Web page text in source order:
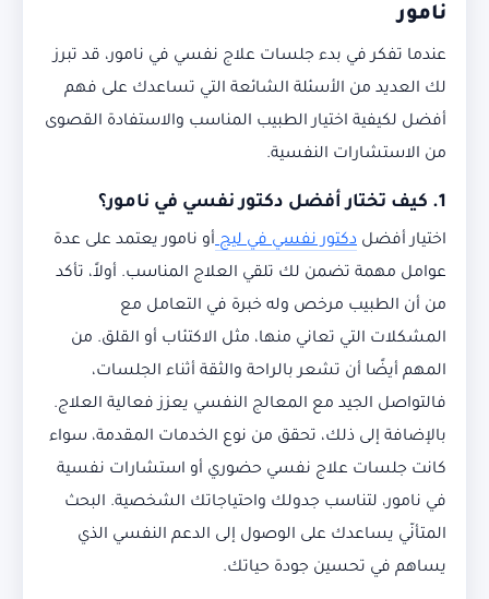
نامور
عندما تفكر في بدء جلسات علاج نفسي في نامور، قد تبرز
لك العديد من الأسئلة الشائعة التي تساعدك على فهم
أفضل لكيفية اختيار الطبيب المناسب والاستفادة القصوى
من الاستشارات النفسية.
1. كيف تختار أفضل دكتور نفسي في نامور؟
اختيار أفضل دكتور نفسي في ليجأو نامور يعتمد على عدة
عوامل مهمة تضمن لك تلقي العلاج المناسب. أولاً، تأكد
من أن الطبيب مرخص وله خبرة في التعامل مع
المشكلات التي تعاني منها، مثل الاكتئاب أو القلق. من
المهم أيضًا أن تشعر بالراحة والثقة أثناء الجلسات،
فالتواصل الجيد مع المعالج النفسي يعزز فعالية العلاج.
بالإضافة إلى ذلك، تحقق من نوع الخدمات المقدمة، سواء
كانت جلسات علاج نفسي حضوري أو استشارات نفسية
في نامور، لتناسب جدولك واحتياجاتك الشخصية. البحث
المتأنّي يساعدك على الوصول إلى الدعم النفسي الذي
يساهم في تحسين جودة حياتك.